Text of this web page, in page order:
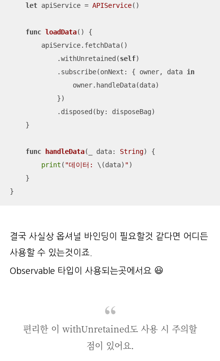
let apiService = APIService()
func loadData()
{
        apiService.fetchData()
            .withUnretained(
self)
            .subscribe(onNext: { owner, data
in
                owner.handleData(data)
            })
            .disposed(by: disposeBag)
    }
func handleData( data: String)
{
print ( "데이터: \(data) ")
    }
}
결국 사실상 옵셔널 바인딩이 필요할것 같다면 어디든
사용할 수 있는것이죠.
Observable 타입이 사용되는곳에서요 😃
편리한 이 withUnretained도 사용 시 주의할
점이 있어요.